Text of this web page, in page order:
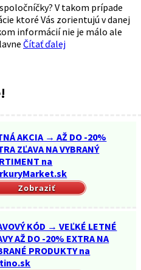
V takom prípade
ktoré Vás zorientujú v danej
informácií nie je málo ale
Čítať ďalej
AKCIA → AŽ DO -20%
ZĽAVA NA VYBRANÝ
na
Zobraziť
KÓD → VEĽKÉ LETNÉ
AŽ DO -20% EXTRA NA
PRODUKTY na